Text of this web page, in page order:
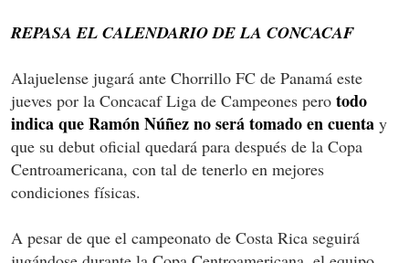
REPASA EL CALENDARIO DE LA CONCACAF
Alajuelense jugará ante Chorrillo FC de Panamá este
jueves por la Concacaf Liga de Campeones pero todo
indica que Ramón Núñez no será tomado en cuenta y
que su debut oficial quedará para después de la Copa
Centroamericana, con tal de tenerlo en mejores
condiciones físicas.
A pesar de que el campeonato de Costa Rica seguirá